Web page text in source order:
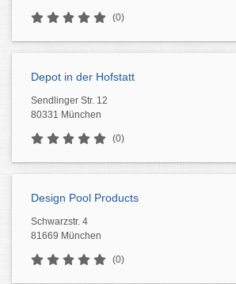
(0)
Depot in der Hofstatt
Sendlinger Str. 12
80331 München
(0)
Design Pool Products
Schwarzstr. 4
81669 München
(0)